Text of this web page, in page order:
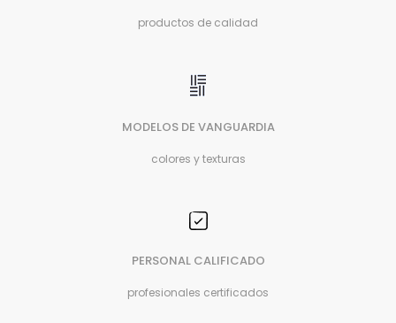
productos de calidad
MODELOS DE VANGUARDIA
colores y texturas
PERSONAL CALIFICADO
profesionales certificados